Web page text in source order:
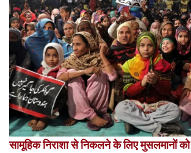
सामूहिक निराशा से निकलने के लिए मुसलमानों